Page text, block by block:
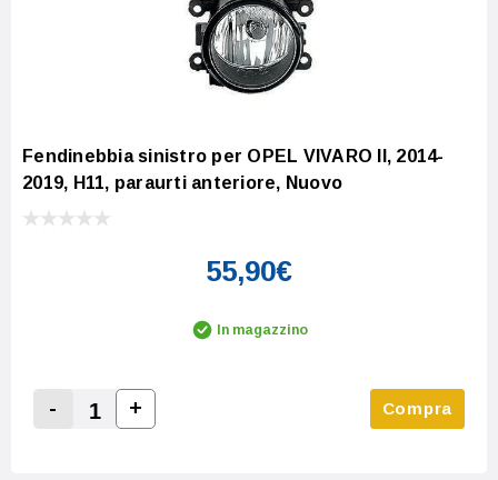
Fendinebbia sinistro per OPEL VIVARO II, 2014-
2019, H11, paraurti anteriore, Nuovo
55,90€
In magazzino
Decrease Quantity:
-
Increase Quantity:
+ Compra